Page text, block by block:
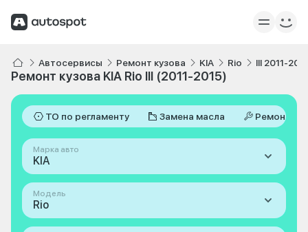
Автосервисы Ремонт кузова KIA Rio III 2011-
Ремонт кузова KIA Rio III (2011-2015)
ТО по регламенту Замена масла Ремонт
Марка авто
KIA
Модель
Rio